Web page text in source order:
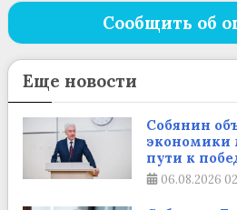
Сообщить об
Еще новости
Собянин
экономики
пути к
06.08.2026